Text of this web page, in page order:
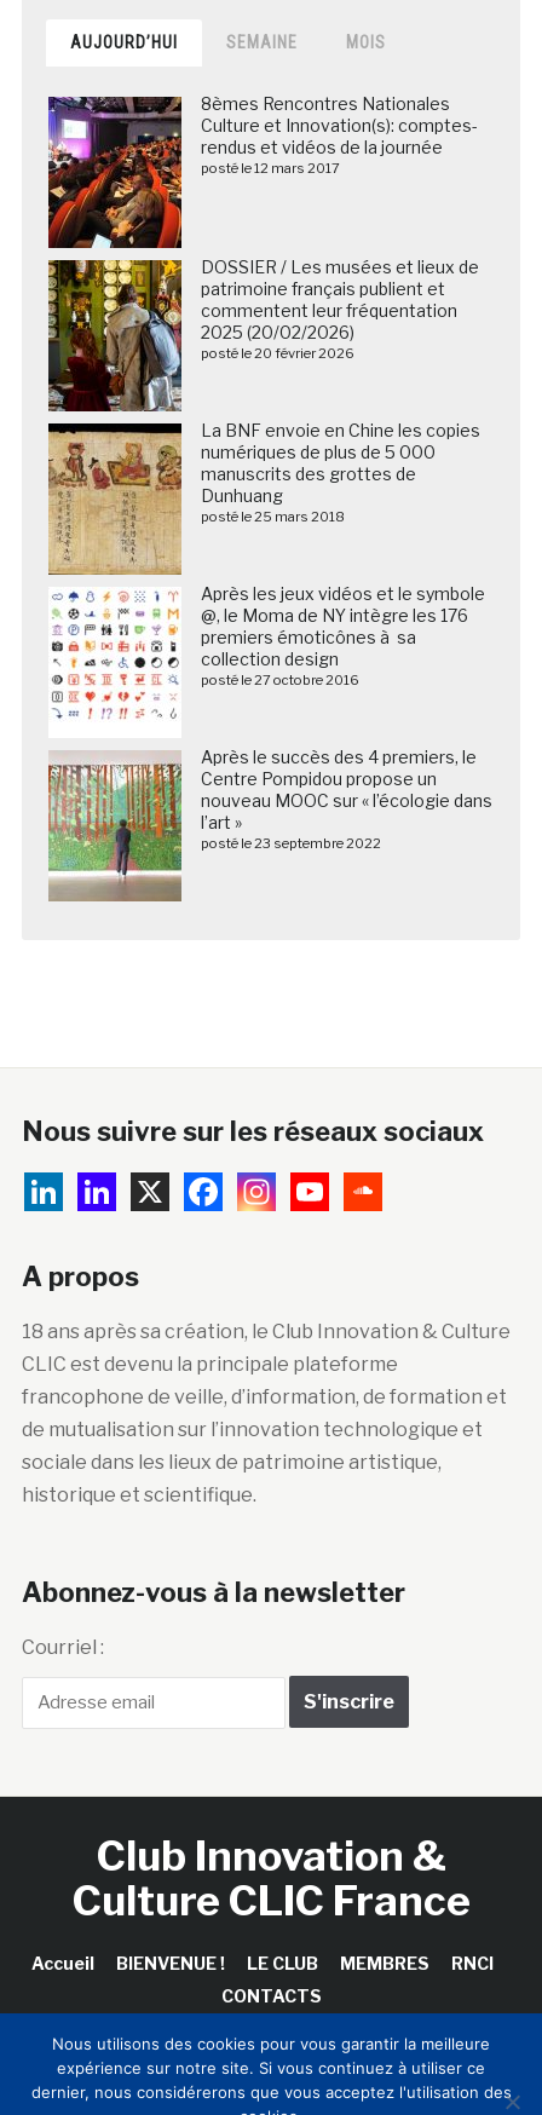
AUJOURD’HUI SEMAINE MOIS
8èmes Rencontres Nationales
Culture et Innovation(s): comptes-
rendus et vidéos de la journée
posté le 12 mars 2017
DOSSIER / Les musées et lieux de
patrimoine français publient et
commentent leur fréquentation
2025 (20/02/2026)
posté le 20 février 2026
La BNF envoie en Chine les copies
numériques de plus de 5 000
manuscrits des grottes de
Dunhuang
posté le 25 mars 2018
Après les jeux vidéos et le symbole
@, le Moma de NY intègre les 176
premiers émoticônes à sa
collection design
posté le 27 octobre 2016
Après le succès des 4 premiers, le
Centre Pompidou propose un
nouveau MOOC sur « l’écologie dans
l’art »
posté le 23 septembre 2022
Nous suivre sur les réseaux sociaux
A propos
18 ans après sa création, le Club Innovation & Culture
CLIC est devenu la principale plateforme
francophone de veille, d’information, de formation et
de mutualisation sur l’innovation technologique et
sociale dans les lieux de patrimoine artistique,
historique et scientifique.
Abonnez-vous à la newsletter
Courriel :
Club Innovation &
Culture CLIC France
Accueil BIENVENUE ! LE CLUB MEMBRES
RNCI
CONTACTS
Copyright © 2026 Club Innovation & Culture CLIC France /
Nous utilisons des cookies pour vous garantir la meilleure
expérience sur notre site. Si vous continuez à utiliser ce
dernier, nous considérerons que vous acceptez l'utilisation des